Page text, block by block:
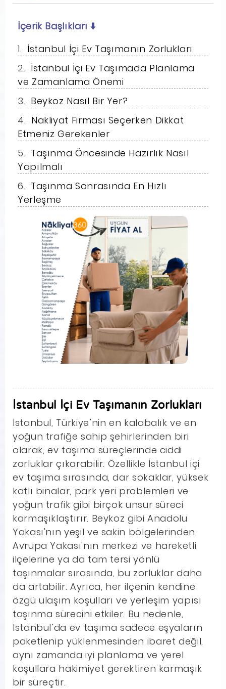
İçerik Başlıkları ⬇️
İstanbul İçi Ev Taşımanın Zorlukları
İstanbul İçi Ev Taşımada Planlama
ve Zamanlama Önemi
Beykoz Nasıl Bir Yer?
Nakliyat Firması Seçerken Dikkat
Etmeniz Gerekenler
Taşınma Öncesinde Hazırlık Nasıl
Yapılmalı
Taşınma Sonrasında En Hızlı
Yerleşme
İstanbul İçi Ev Taşımanın Zorlukları
İstanbul, Türkiye’nin en kalabalık ve en
yoğun trafiğe sahip şehirlerinden biri
olarak, ev taşıma süreçlerinde ciddi
zorluklar çıkarabilir. Özellikle İstanbul içi
ev taşıma sırasında, dar sokaklar, yüksek
katlı binalar, park yeri problemleri ve
yoğun trafik gibi birçok unsur süreci
karmaşıklaştırır. Beykoz gibi Anadolu
Yakası'nın yeşil ve sakin bölgelerinden,
Avrupa Yakası'nın merkezi ve hareketli
ilçelerine ya da tam tersi yönlü
taşınmalar sırasında, bu zorluklar daha
da artabilir. Ayrıca, her ilçenin kendine
özgü ulaşım koşulları ve yerleşim yapısı
taşınma sürecini etkiler. Bu nedenle,
İstanbul’da ev taşıma sadece eşyaların
paketlenip yüklenmesinden ibaret değil,
aynı zamanda iyi planlama ve yerel
koşullara hakimiyet gerektiren karmaşık
bir süreçtir.